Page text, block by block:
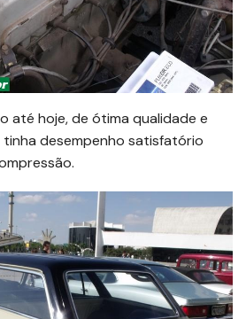
até hoje, de ótima qualidade e
desempenho satisfatório